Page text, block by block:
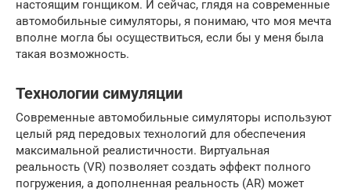
настоящим гонщиком. И сейчас, глядя на современные
автомобильные симуляторы, я понимаю, что моя мечта
вполне могла бы осуществиться, если бы у меня была
такая возможность.
Технологии симуляции
Современные автомобильные симуляторы используют
целый ряд передовых технологий для обеспечения
максимальной реалистичности. Виртуальная
реальность (VR) позволяет создать эффект полного
погружения, а дополненная реальность (AR) может